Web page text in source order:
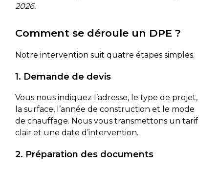
2026.
Comment se déroule un DPE ?
Notre intervention suit quatre étapes simples.
1. Demande de devis
Vous nous indiquez l’adresse, le type de projet,
la surface, l’année de construction et le mode
de chauffage. Nous vous transmettons un tarif
clair et une date d’intervention.
2. Préparation des documents